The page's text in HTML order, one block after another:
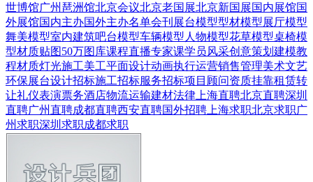
世博馆广州琶洲馆北京会议北京老国展北京新国展国内展馆国
外展馆国内主办国外主办名单会刊 展台模型型材模型展厅模型
舞美模型室内建筑吧台模型车辆模型 人物模型花草模型桌椅模
型材质贴图50万图库课程直播专家课学员风采创意策划 建模教
程材质灯光施工美工平面设计动画执行运营销售管理美术文艺
环保展台设计招标施工招标服务招标项目顾问资质挂靠租赁转
让礼仪表演票务酒店物流运输建材法律 上海直聘北京直聘深圳
直聘广州直聘成都直聘西安直聘国外招聘 上海求职北京求职广
州求职深圳求职成都求职